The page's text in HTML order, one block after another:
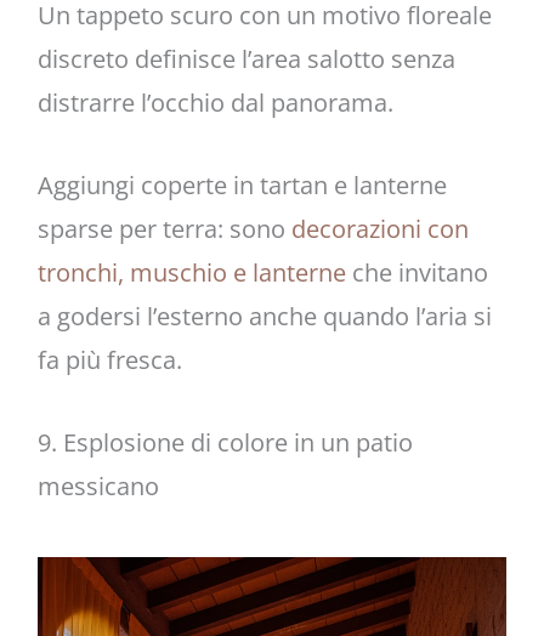
Un tappeto scuro con un motivo floreale
discreto definisce l’area salotto senza
distrarre l’occhio dal panorama.
Aggiungi coperte in tartan e lanterne
sparse per terra: sono decorazioni con
tronchi, muschio e lanterneche invitano
a godersi l’esterno anche quando l’aria si
fa più fresca.
9. Esplosione di colore in un patio
messicano